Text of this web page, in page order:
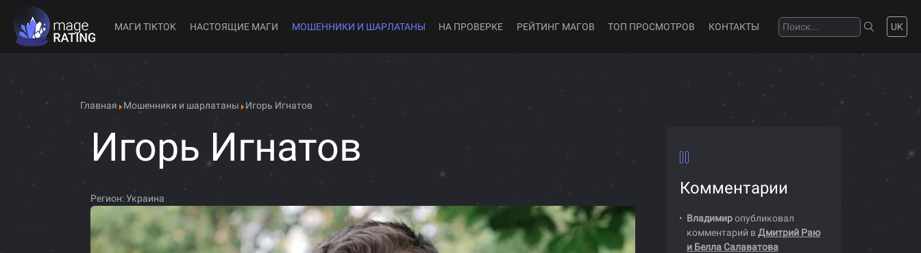
МАГИ TIKTOK НАСТОЯЩИЕ МАГИ МОШЕННИКИ И ШАРЛАТАНЫ НА ПРОВЕРКЕ РЕЙТИНГ МАГОВ ТОП ПРОСМОТРОВ КОНТАКТЫ UK
Главная Мошенники и шарлатаны Игорь Игнатов
Игорь Игнатов
Регион:Украина
Комментарии
Владимиропубликовал
комментарий в Дмитрий Раю
и Белла Салаватова